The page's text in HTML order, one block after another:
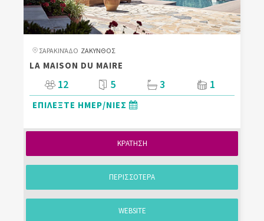
ΣΑΡΑΚΙΝΆΔΟ ΖΑΚΥΝΘΟΣ
LA MAISON DU MAIRE
12 5 3 1
ΕΠΙΛΕΞΤΕ ΗΜΕΡ/ΝΙΕΣ
ΚΡΑΤΗΣΗ
ΠΕΡΙΣΣΟΤΕΡΑ
WEBSITE